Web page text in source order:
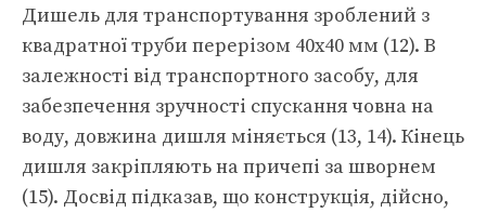
Дишель для транспортування зроблений з
квадратної труби перерізом 40х40 мм (12). В
залежності від транспортного засобу, для
забезпечення зручності спускання човна на
воду, довжина дишля міняється (13, 14). Кінець
дишля закріпляють на причепі за шворнем
(15). Досвід підказав, що конструкція, дійсно,